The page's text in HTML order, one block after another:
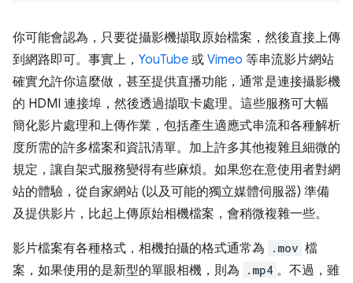
你可能會認為，只要從攝影機擷取原始檔案，然後直接上傳
到網路即可。事實上， YouTube 或 Vimeo 等串流影片網站
確實允許你這麼做，甚至提供直播功能，通常是連接攝影機
的 HDMI 連接埠，然後透過擷取卡處理。這些服務可大幅
簡化影片處理和上傳作業，包括產生適應式串流和各種解析
度所需的許多檔案和資訊清單。加上許多其他複雜且細微的
規定，讓自架式服務變得有些麻煩。如果您在意使用者對網
站的體驗，從自家網站 (以及可能的獨立媒體伺服器) 準備
及提供影片，比起上傳原始相機檔案，會稍微複雜一些。
影片檔案有各種格式，相機拍攝的格式通常為 .mov 檔
案，如果使用的是新型的單眼相機，則為
.mp4 。不過，雖